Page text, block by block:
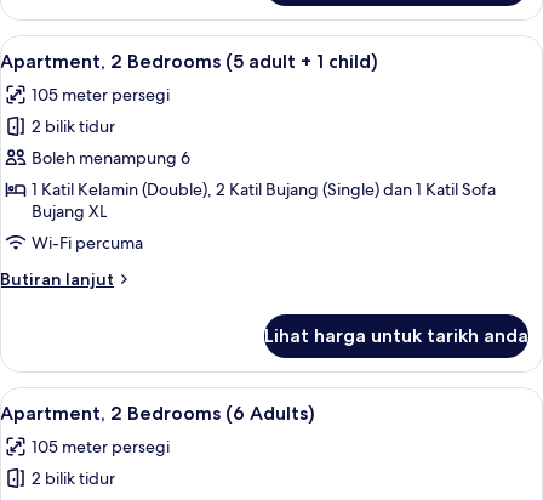
2
Bedrooms
(5
adults)
Lihat
semua
foto
untuk
Apartment,
2
Bedrooms
(5
adult
child)
2 bilik tidur, peti besi dalam bilik,
11
Apartment, 2 Bedrooms (5 adult + 1 child)
105 meter persegi
2 bilik tidur
Boleh menampung 6
1 Katil Kelamin (Double), 2 Katil Bujang (Single) dan 1 Katil Sofa
Bujang XL
Wi-Fi percuma
Butiran lanjut
Butiran
2
Bedrooms
(5
adult
+
Lihat harga untuk tarikh anda
Lihat
semua
foto
untuk
2 bilik tidur, peti besi dalam bilik,
11
Apartment, 2 Bedrooms (6 Adults)
105 meter persegi
2 bilik tidur